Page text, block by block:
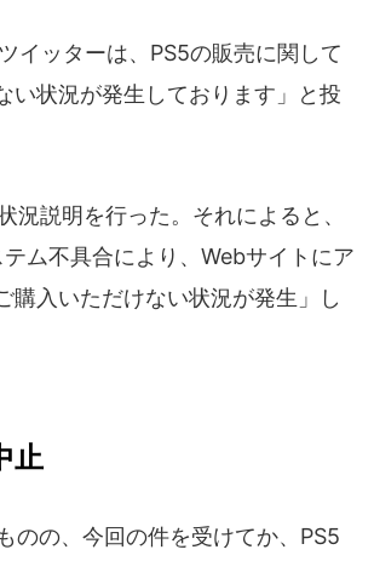
イッターは、PS5の販売に関して
い状況が発生しております」と投
説明を行った。それによると、
ム不具合により、Webサイトにア
購入いただけない状況が発生」し
止
のの、今回の件を受けてか、PS5